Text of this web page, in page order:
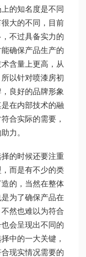
的知名度是不同
大的不同，目前
不过具备实力的
确保产品生产的
含量上更高，从
以针对喷漆房初
良好的品牌形象
在内部技术的融
合实际的需要，
力。
的时候还要注重
而是有不少的类
的，当然在整体
为了确保产品在
然也难以为符合
会呈现出不同的
中的一大关键，
现实情况需要的